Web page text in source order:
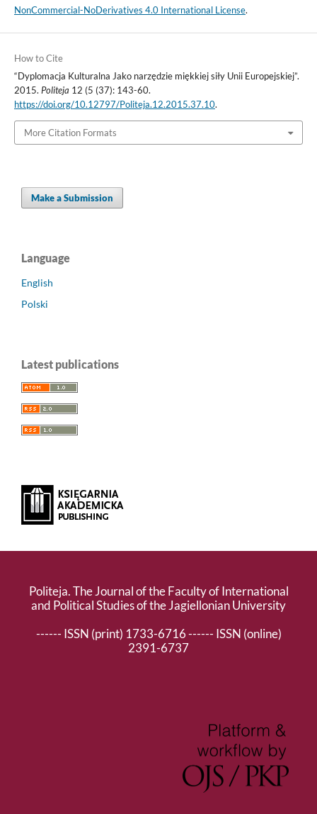
NonCommercial-NoDerivatives 4.0 International License.
How to Cite
“Dyplomacja Kulturalna Jako narzędzie miękkiej siły Unii Europejskiej”.
2015. Politeja 12 (5 (37): 143-60.
https://doi.org/10.12797/Politeja.12.2015.37.10.
More Citation Formats
Make a Submission
Language
English
Polski
Latest publications
Politeja. The Journal of the Faculty of International
and Political Studies of the Jagiellonian University
------ ISSN (print) 1733-6716 ------ ISSN (online)
2391-6737